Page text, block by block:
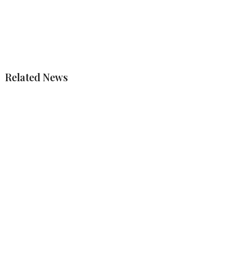
Related News